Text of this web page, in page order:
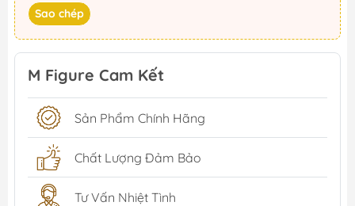
Sao chép
M Figure Cam Kết
Sản Phẩm Chính Hãng
Chất Lượng Đảm Bảo
Tư Vấn Nhiệt Tình